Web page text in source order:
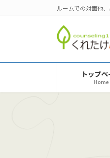
へ
ョ
ルームでの対面他
トップ
Home